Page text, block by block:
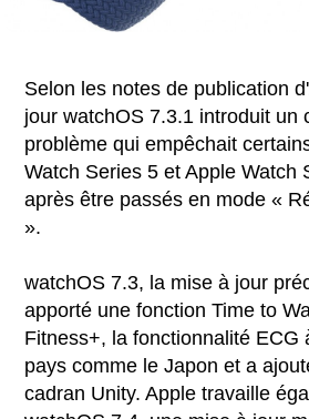
Selon les notes de publication
jour watchOS 7.3.1 introduit un
problème qui empêchait
Watch Series 5 et Apple Watch
après être passés en mode «
».
watchOS 7.3, la mise à jour
apporté une fonction Time to
Fitness+, la fonctionnalité ECG
pays comme le Japon et a
cadran Unity. Apple travaille